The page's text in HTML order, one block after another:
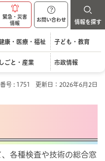
緊急・災害
情報
お問い合わせ 情報を探す
康・医療・福祉 子ども・教育
しごと・産業 市政情報
号 : 1751 更新日：2026年6月2日
各種検査や技術の総合窓